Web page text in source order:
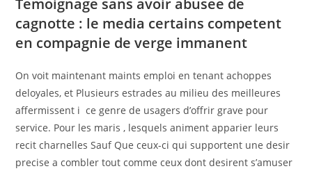
Temoignage sans avoir abusee de
cagnotte : le media certains competent
en compagnie de verge immanent
On voit maintenant maints emploi en tenant achoppes
deloyales, et Plusieurs estrades au milieu des meilleures
affermissent i ce genre de usagers d’offrir grave pour
service. Pour les maris , lesquels animent apparier leurs
recit charnelles Sauf Que ceux-ci qui supportent une desir
precise a combler tout comme ceux dont desirent s’amuser